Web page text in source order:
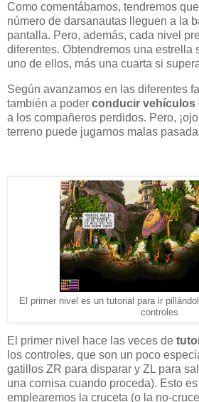
Como comentábamos, tendremos
número de darsanautas lleguen a la
pantalla. Pero, además, cada nivel
diferentes. Obtendremos una estrella
uno de ellos, más una cuarta si
Según avanzamos en las diferentes
también a poder conducir vehículos
a los compañeros perdidos. Pero,
terreno puede jugarnos malas
El primer nivel es un tutorial para ir
controles
El primer nivel hace las veces de
los controles, que son un poco
gatillos ZR para disparar y ZL para
una cornisa cuando proceda). Esto
emplearemos la cruceta (o la no-